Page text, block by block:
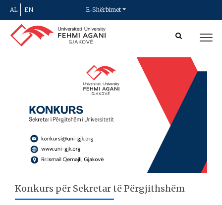
AL EN E-Shërbimet
Konkurs për Sekretar të Përgjithshëm